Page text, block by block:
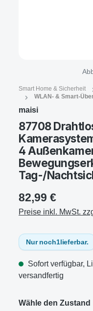
Smart Home & Sicherheit
WLAN- & Smart-
maisi
87708
4
Tag-/
82,99 €
Preise inkl. MwSt.
Nur noch1lieferbar.
Sofort verfügbar,
versandfertig
Wähle den Zustand